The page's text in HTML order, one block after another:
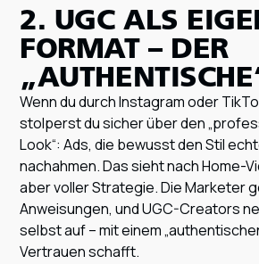
2. UGC ALS
FORMAT – DER
Wenn du durch Instagram oder
stolperst du sicher über den
Look“: Ads, die bewusst den Stil
nachahmen. Das sieht nach Home-
aber voller Strategie. Die Marketer
Anweisungen, und UGC-Creators
selbst auf – mit einem
Vertrauen schafft.